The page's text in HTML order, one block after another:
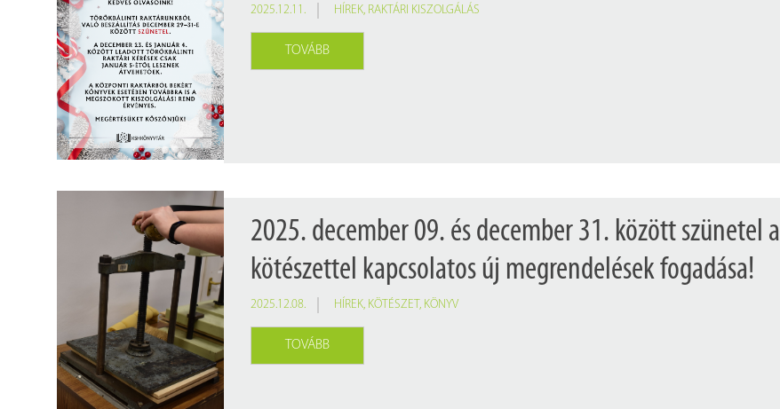
2025.12.11. HÍREK, RAKTÁRI KISZOLGÁLÁS
TOVÁBB
2025. december 09. és december 31. között szünetel a
kötészettel kapcsolatos új megrendelések fogadása!
2025.12.08. HÍREK, KÖTÉSZET, KÖNYV
TOVÁBB